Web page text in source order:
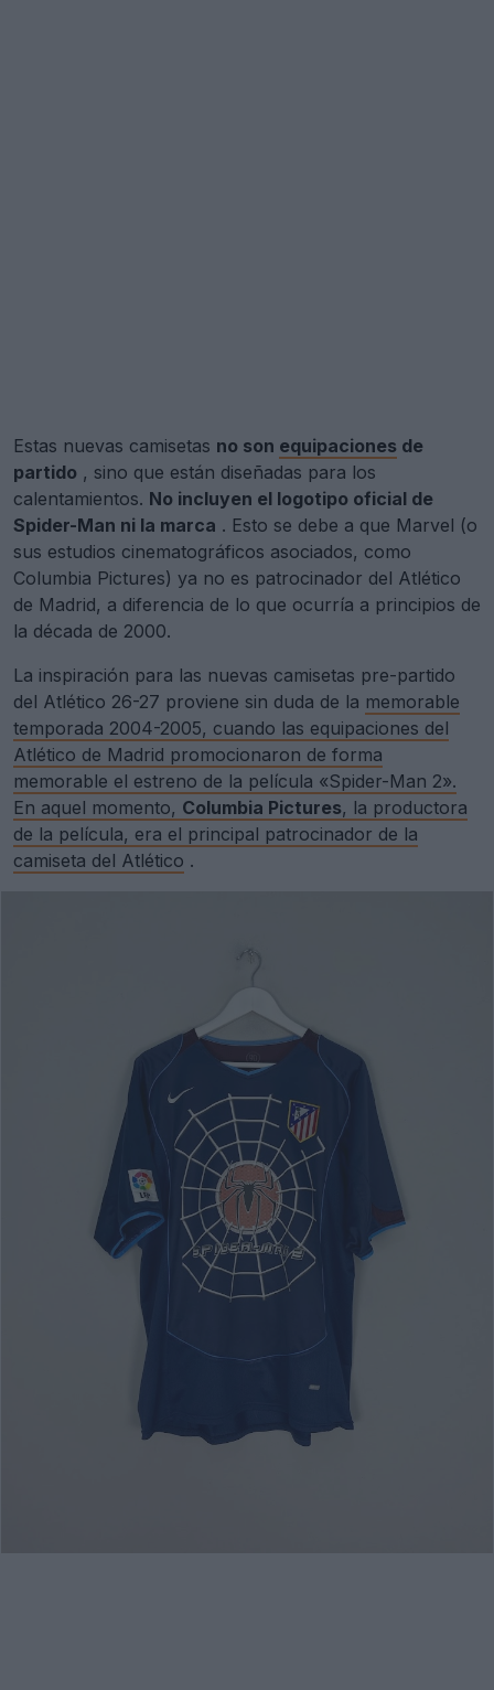
Estas nuevas camisetas no son equipaciones de
partido , sino que están diseñadas para los
calentamientos. No incluyen el logotipo oficial de
Spider-Man ni la marca . Esto se debe a que Marvel (o
sus estudios cinematográficos asociados, como
Columbia Pictures) ya no es patrocinador del Atlético
de Madrid, a diferencia de lo que ocurría a principios de
la década de 2000.
La inspiración para las nuevas camisetas pre-partido
del Atlético 26-27 proviene sin duda de la memorable
temporada 2004-2005, cuando las equipaciones del
Atlético de Madrid promocionaron de forma
memorable el estreno de la película «Spider-Man 2».
En aquel momento, Columbia Pictures, la productora
de la película, era el principal patrocinador de la
camiseta del Atlético .